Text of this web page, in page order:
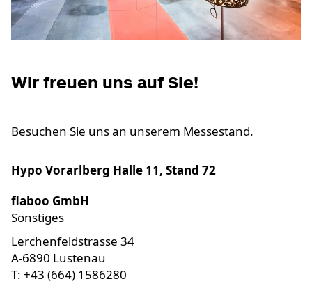
Wir freuen uns auf Sie!
Besuchen Sie uns an unserem Messestand.
Hypo Vorarlberg Halle 11, Stand 72
flaboo GmbH
Sonstiges
Lerchenfeldstrasse 34
A-6890 Lustenau
T: +43 (664) 1586280